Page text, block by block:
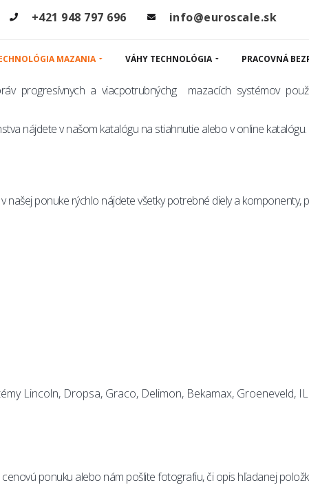
+421 948 797 696 info@euroscale.sk
MAZANIA VÁHY TECHNOLÓGIA PRACOVNÁ
diely,
progresívnych a viacpotrubnýchg mazacích systémov
nájdete v našom katalógu na stiahnutie alebo v online katalógu.
našej ponuke rýchlo nájdete všetky potrebné diely a komponenty,
Lincoln, Dropsa, Graco, Delimon, Bekamax, Groeneveld,
ponuku alebo nám pošlite fotografiu, či opis hľadanej